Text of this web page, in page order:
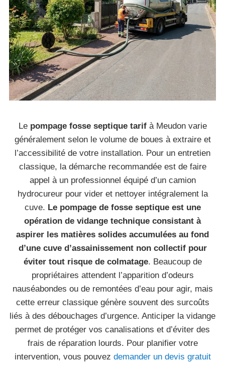
Le pompage fosse septique tarifà Meudon varie
généralement selon le volume de boues à extraire et
l’accessibilité de votre installation. Pour un entretien
classique, la démarche recommandée est de faire
appel à un professionnel équipé d’un camion
hydrocureur pour vider et nettoyer intégralement la
cuve. Le pompage de fosse septique est une
opération de vidange technique consistant à
aspirer les matières solides accumulées au fond
d’une cuve d’assainissement non collectif pour
éviter tout risque de colmatage. Beaucoup de
propriétaires attendent l’apparition d’odeurs
nauséabondes ou de remontées d’eau pour agir, mais
cette erreur classique génère souvent des surcoûts
liés à des débouchages d’urgence. Anticiper la vidange
permet de protéger vos canalisations et d’éviter des
frais de réparation lourds. Pour planifier votre
intervention, vous pouvez demander un devis gratuit